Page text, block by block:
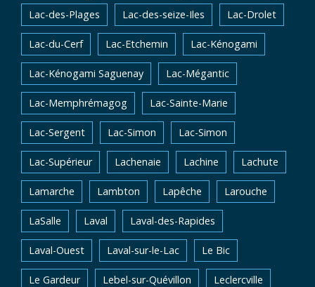
Lac-des-Plages Lac-des-seize-Iles Lac-Drolet
Lac-du-Cerf Lac-Etchemin Lac-Kénogami
Lac-Kénogami Saguenay Lac-Mégantic
Lac-Memphrémagog Lac-Sainte-Marie
Lac-Sergent Lac-Simon Lac-Simon
Lac-Supérieur Lachenaie Lachine Lachute
Lamarche Lambton Lapêche Larouche
LaSalle Laval Laval-des-Rapides
Laval-Ouest Laval-sur-le-Lac Le Bic
Le Gardeur Lebel-sur-Quévillon Leclercville